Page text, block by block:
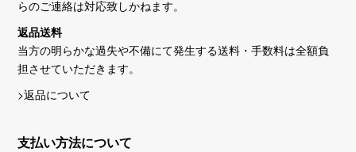
らのご連絡は対応致しかねます。
返品送料
当方の明らかな過失や不備にて発生する送料・手数料は全額負
担させていただきます。
>返品について
支払い方法について